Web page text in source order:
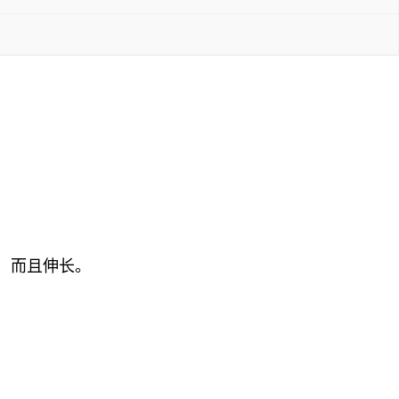
且伸长。